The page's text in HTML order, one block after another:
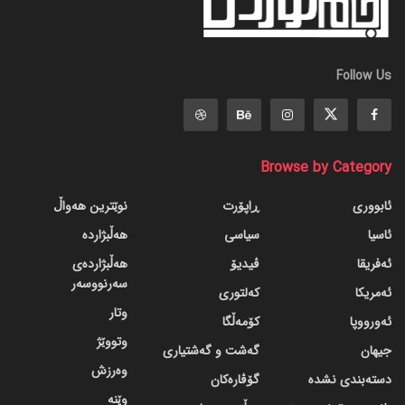
Follow Us
Browse by Category
ئابووری
ئاسیا
ئەفریقا
ئەمریکا
ئەورووپا
جیهان
دسته‌بندی نشده
ڕاپۆرت
سیاسی
ڤیدیۆ
کەلتوری
کۆمەڵگا
گه‌شت و گه‌شتیاری
گۆڤاره‌کان
نوێترین هەواڵ
هەڵبژاردە
هەڵبژاردەی
سەرنووسەر
وتار
وتووێژ
وەرزش
وێنە